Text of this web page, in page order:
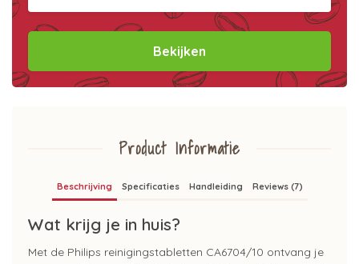
Bekijken
Product Informatie
Beschrijving Specificaties Handleiding Reviews (7)
Wat krijg je in huis?
Met de Philips reinigingstabletten CA6704/10 ontvang je